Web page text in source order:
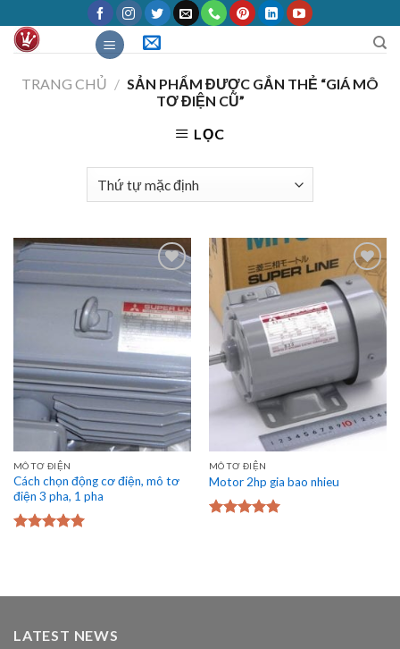
content
TRANG CHỦ / SẢN PHẨM ĐƯỢC GẮN THẺ “GIÁ MÔ
TƠ ĐIỆN CŨ”
LỌC
Add to
Wishlist
MÔ TƠ ĐIỆN
Cách chọn động cơ điện, mô tơ
điện 3 pha, 1 pha
Add to
Wishlist
MÔ TƠ ĐIỆN
Motor 2hp gia bao nhieu
LATEST NEWS